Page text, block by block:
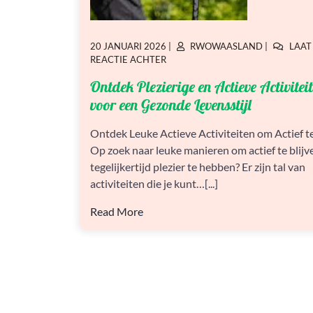
GEPLAATST
OP
20 JANUARI 2026
GEPLAATST
RWOWAASLAND
REACTIE ACHTEROP
PLEZIERIGE
ACTIEVE
VOOR
EEN
GEZONDE
LEVENSSTIJL
Ontdek Plezierige en Actieve
voor een Gezonde Levensstijl
Ontdek Leuke Actieve Activiteiten om Actief
Op zoek naar leuke manieren om actief te
tegelijkertijd plezier te hebben? Er zijn tal van
activiteiten die je kunt…[...]
Read More